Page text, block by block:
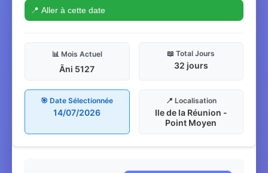
📍 Aller à cette date
📊 Mois Actuel
Āni 5127
📖 Total Jours
32 jours
🎯 Date Sélectionnée
14/07/2026
📍 Localisation
Ile de la Réunion -
Point Moyen